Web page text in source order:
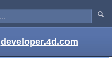
developer.4d.com